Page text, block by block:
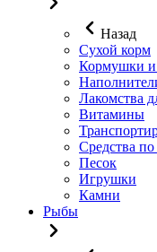
Назад
Сухой корм
Кормушки
Лакомства
Витамины
Средства по
Песок
Игрушки
Камни
Рыбы